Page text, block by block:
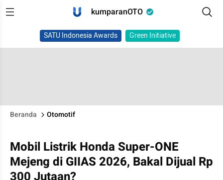
kumparanOTO
SATU Indonesia Awards Green Initiative
Beranda Otomotif
Mobil Listrik Honda Super-ONE
Mejeng di GIIAS 2026, Bakal Dijual Rp